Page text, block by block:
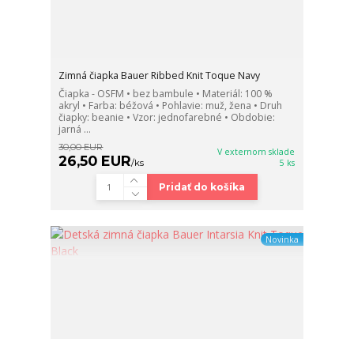
Zimná čiapka Bauer Ribbed Knit Toque Navy
Čiapka - OSFM • bez bambule • Materiál: 100 %
akryl • Farba: béžová • Pohlavie: muž, žena • Druh
čiapky: beanie • Vzor: jednofarebné • Obdobie:
jarná ...
30,00 EUR
26,50 EUR/ks
V externom sklade
5 ks
Pridať do košíka
Novinka